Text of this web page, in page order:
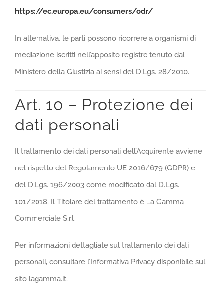
https://ec.europa.eu/consumers/odr/
In alternativa, le parti possono ricorrere a organismi di
mediazione iscritti nell’apposito registro tenuto dal
Ministero della Giustizia ai sensi del D.Lgs. 28/2010.
Art. 10 – Protezione dei
dati personali
Il trattamento dei dati personali dell’Acquirente avviene
nel rispetto del Regolamento UE 2016/679 (GDPR) e
del D.Lgs. 196/2003 come modificato dal D.Lgs.
101/2018. Il Titolare del trattamento è La Gamma
Commerciale S.r.l.
Per informazioni dettagliate sul trattamento dei dati
personali, consultare l’Informativa Privacy disponibile sul
sito lagamma.it.